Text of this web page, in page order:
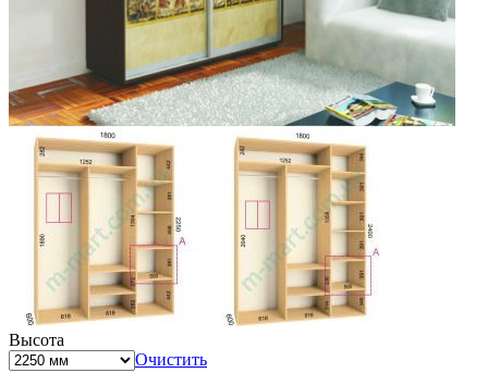
Высота
Очистить